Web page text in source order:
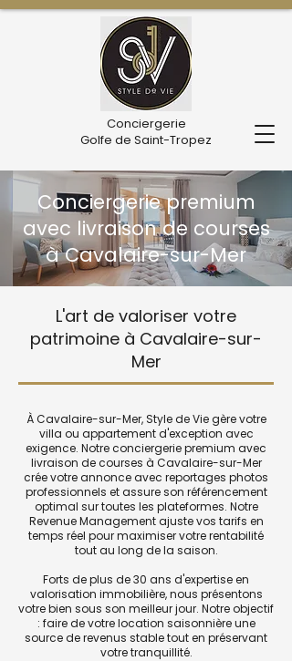
Conciergerie
Golfe de Saint-Tropez
Conciergerie premium
avec livraison de courses
à Cavalaire-sur-Mer
L'art de valoriser votre
patrimoine à Cavalaire-sur-
Mer
À Cavalaire-sur-Mer, Style de Vie gère votre
villa ou appartement d'exception avec
exigence. Notre conciergerie premium avec
livraison de courses à Cavalaire-sur-Mer
crée votre annonce avec reportages photos
professionnels et assure son référencement
optimal sur toutes les plateformes. Notre
Revenue Management ajuste vos tarifs en
temps réel pour maximiser votre rentabilité
tout au long de la saison.
Forts de plus de 30 ans d'expertise en
valorisation immobilière, nous présentons
votre bien sous son meilleur jour. Notre objectif
: faire de votre location saisonnière une
source de revenus stable tout en préservant
votre tranquillité.